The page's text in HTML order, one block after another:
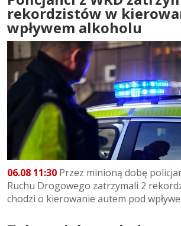
rekordzistów w
wpływem alkoholu
06.08 11:30 Przez minioną dobę
Ruchu Drogowego zatrzymali 2
chodzi o kierowanie autem pod